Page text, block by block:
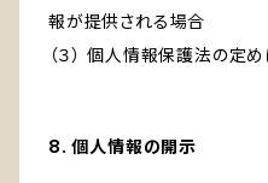
報が提供される場合
（３） 個人情報保護法の定
8. 個人情報の開示